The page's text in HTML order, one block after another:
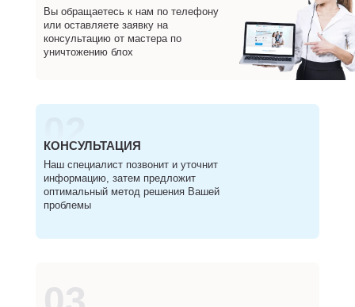
Вы обращаетесь к нам по телефону
или оставляете заявку на
консультацию от мастера по
уничтожению блох
02
КОНСУЛЬТАЦИЯ
Наш специалист позвонит и уточнит
информацию, затем предложит
оптимальный метод решения Вашей
проблемы